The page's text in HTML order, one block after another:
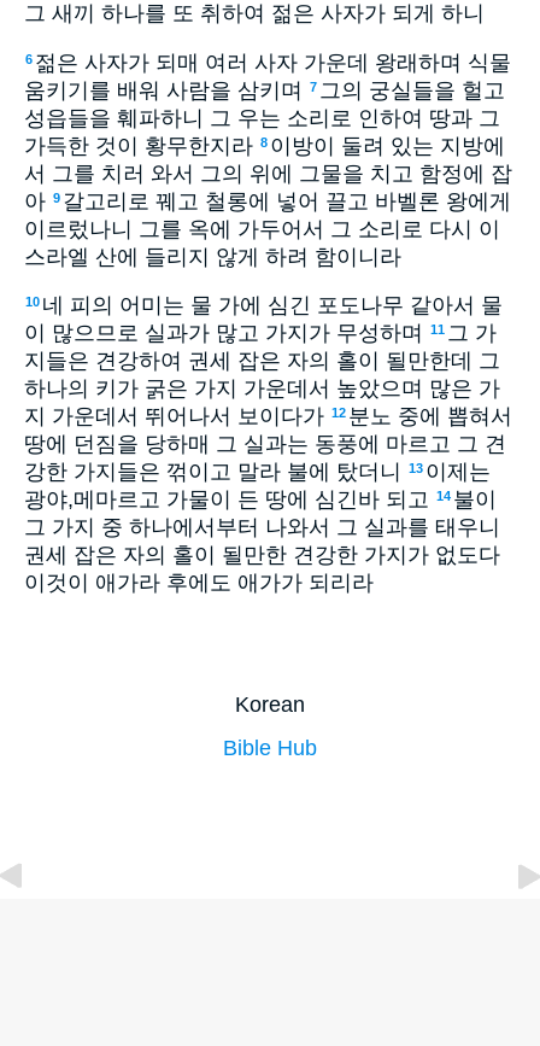
그 새끼 하나를 또 취하여 젊은 사자가 되게 하니
6 젊은 사자가 되매 여러 사자 가운데 왕래하며 식물
움키기를 배워 사람을 삼키며
7 그의 궁실들을 헐고
성읍들을 훼파하니 그 우는 소리로 인하여 땅과 그
가득한 것이 황무한지라 8 이방이 둘려 있는 지방에
서 그를 치러 와서 그의 위에 그물을 치고 함정에 잡
아 9 갈고리로 꿰고 철롱에 넣어 끌고 바벨론 왕에게
이르렀나니 그를 옥에 가두어서 그 소리로 다시 이
스라엘 산에 들리지 않게 하려 함이니라
10 네 피의 어미는 물 가에 심긴 포도나무 같아서 물
이 많으므로 실과가 많고 가지가 무성하며
11 그 가
지들은 견강하여 권세 잡은 자의 홀이 될만한데 그
하나의 키가 굵은 가지 가운데서 높았으며 많은 가
지 가운데서 뛰어나서 보이다가 12 분노 중에 뽑혀서
땅에 던짐을 당하매 그 실과는 동풍에 마르고 그 견
강한 가지들은 꺾이고 말라 불에 탔더니
13 이제는
광야,메마르고 가물이 든 땅에 심긴바 되고 14 불이
그 가지 중 하나에서부터 나와서 그 실과를 태우니
권세 잡은 자의 홀이 될만한 견강한 가지가 없도다
이것이 애가라 후에도 애가가 되리라
Korean
Bible Hub